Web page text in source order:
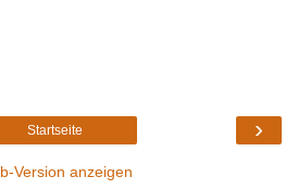
›
Startseite
Version anzeigen